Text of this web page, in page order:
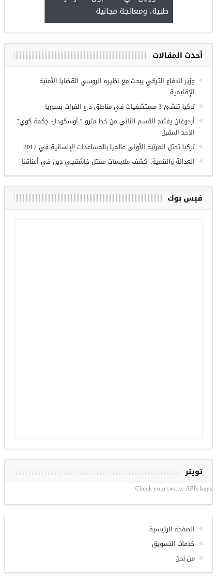
طبية، ومعالجة مجانية
فرص عمل للسوريين في
أحدث المقالات
وزير الدفاع التركي يبحث مع نظيره الروسي القضايا الأمنية
الإقليمية
تركيا تنشئ 3 مستشفيات في مناطق درع الفرات بسوريا
أردوغان يفتتح القسم الثاني من خط مترو ” أوسكودار- جكمة كوي”
الأحد المقبل
تركيا تحتل المرتبة الأولى عالميا بالمساعدات الإنسانية في 2017
فيس بوك
تويتر
Check your twitter API's keys
الصفحة الرئيسية
خدمات التسويق